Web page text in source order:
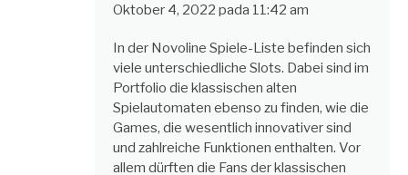
Oktober 4, 2022 pada 11:42 am
In der Novoline Spiele-Liste befinden sich
viele unterschiedliche Slots. Dabei sind im
Portfolio die klassischen alten
Spielautomaten ebenso zu finden, wie die
Games, die wesentlich innovativer sind
und zahlreiche Funktionen enthalten. Vor
allem dürften die Fans der klassischen